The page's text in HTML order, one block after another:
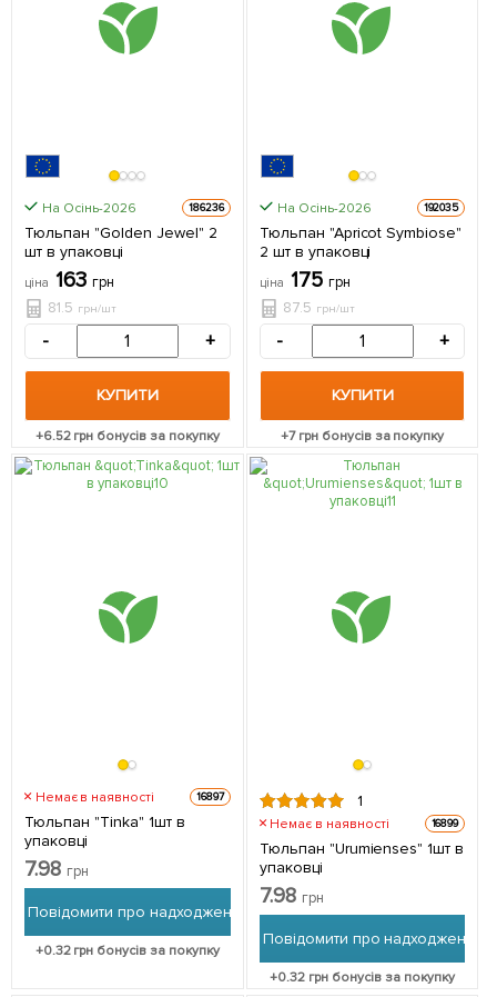
На Осінь-2026 186236
Тюльпан "Golden Jewel" 2
шт в упаковці
ціна 163 грн
81.5 грн/шт
- +
КУПИТИ
+6.52грн бонусів за покупку
На Осінь-2026 192035
Тюльпан "Apricot Symbiose"
2 шт в упаковці
ціна 175 грн
87.5 грн/шт
- +
КУПИТИ
+7грн бонусів за покупку
Немає в наявності 16897
Тюльпан "Tinka" 1шт в
упаковці
7.98 грн
Повідомити про надходження
+0.32грн бонусів за покупку
1
Немає в наявності 16899
Тюльпан "Urumienses" 1шт в
упаковці
7.98 грн
Повідомити про надходження
+0.32 грн бонусів за покупку